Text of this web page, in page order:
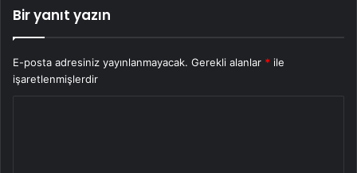
Bir yanıt yazın
E-posta adresiniz yayınlanmayacak. Gerekli alanlar * ile
işaretlenmişlerdir